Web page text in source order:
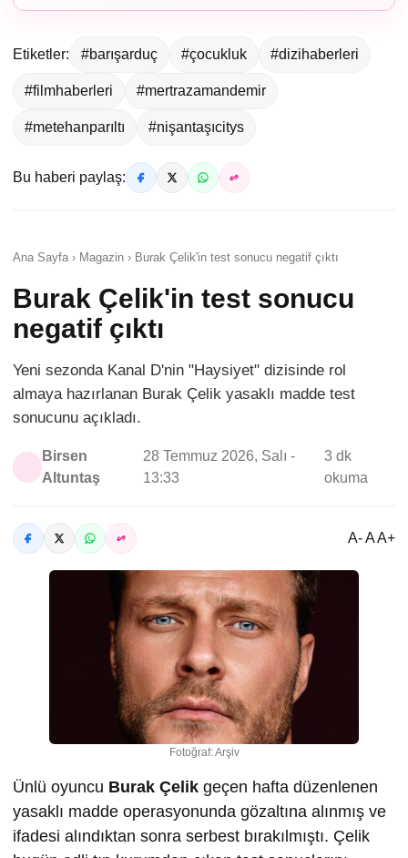
Etiketler: #barışarduç #çocukluk #dizihaberleri
#filmhaberleri #mertrazamandemir
#metehanparıltı #nişantaşıcitys
Bu haberi paylaş:
Ana Sayfa › Magazin › Burak Çelik'in test sonucu negatif çıktı
Burak Çelik'in test sonucu
negatif çıktı
Yeni sezonda Kanal D'nin "Haysiyet" dizisinde rol
almaya hazırlanan Burak Çelik yasaklı madde test
sonucunu açıkladı.
Birsen
Altuntaş
28 Temmuz 2026, Salı -
13:33
3 dk
okuma
A- A A+
Fotoğraf: Arşiv
Ünlü oyuncu Burak Çelik geçen hafta düzenlenen
yasaklı madde operasyonunda gözaltına alınmış ve
ifadesi alındıktan sonra serbest bırakılmıştı. Çelik